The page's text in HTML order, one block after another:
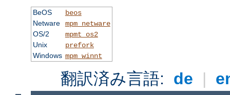
BeOS
beos
Netware
mpm_netware
OS/2
mpmt_os2
Unix
prefork
Windows mpm_winnt
翻訳済み言語: de |